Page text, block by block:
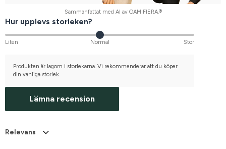
Sammanfattat med AI av GAMIFIERA.®
Hur upplevs storleken?
Liten Normal Stor
Produkten är lagom i storlekarna. Vi rekommenderar att du köper
din vanliga storlek.
Lämna recension
Relevans